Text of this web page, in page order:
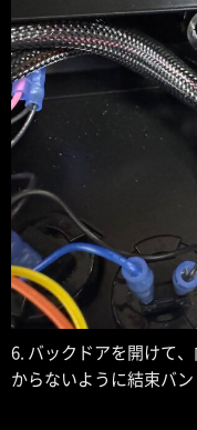
6. バックドアを開けて
からないように結束バン